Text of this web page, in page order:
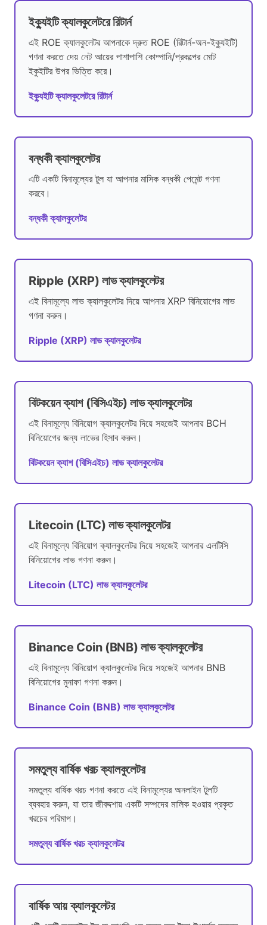
ইক্যুইটি ক্যালকুলেটরে রিটার্ন
এই ROE ক্যালকুলেটর আপনাকে দ্রুত ROE (রিটার্ন-অন-ইক্যুইটি)
গণনা করতে দেয় নেট আয়ের পাশাপাশি কোম্পানি/প্রকল্পের মোট
ইকুইটির উপর ভিত্তি করে।
ইক্যুইটি ক্যালকুলেটরে রিটার্ন
বন্ধকী ক্যালকুলেটর
এটি একটি বিনামূল্যের টুল যা আপনার মাসিক বন্ধকী পেমেন্ট গণনা
করবে।
বন্ধকী ক্যালকুলেটর
Ripple (XRP) লাভ ক্যালকুলেটর
এই বিনামূল্যে লাভ ক্যালকুলেটর দিয়ে আপনার XRP বিনিয়োগের লাভ
গণনা করুন।
Ripple (XRP) লাভ ক্যালকুলেটর
বিটকয়েন ক্যাশ (বিসিএইচ) লাভ ক্যালকুলেটর
এই বিনামূল্যে বিনিয়োগ ক্যালকুলেটর দিয়ে সহজেই আপনার BCH
বিনিয়োগের জন্য লাভের হিসাব করুন।
বিটকয়েন ক্যাশ (বিসিএইচ) লাভ ক্যালকুলেটর
Litecoin (LTC) লাভ ক্যালকুলেটর
এই বিনামূল্যে বিনিয়োগ ক্যালকুলেটর দিয়ে সহজেই আপনার এলটিসি
বিনিয়োগের লাভ গণনা করুন।
Litecoin (LTC) লাভ ক্যালকুলেটর
Binance Coin (BNB) লাভ ক্যালকুলেটর
এই বিনামূল্যে বিনিয়োগ ক্যালকুলেটর দিয়ে সহজেই আপনার BNB
বিনিয়োগের মুনাফা গণনা করুন।
Binance Coin (BNB) লাভ ক্যালকুলেটর
সমতুল্য বার্ষিক খরচ ক্যালকুলেটর
সমতুল্য বার্ষিক খরচ গণনা করতে এই বিনামূল্যের অনলাইন টুলটি
ব্যবহার করুন, যা তার জীবদ্দশায় একটি সম্পদের মালিক হওয়ার প্রকৃত
খরচের পরিমাপ।
সমতুল্য বার্ষিক খরচ ক্যালকুলেটর
বার্ষিক আয় ক্যালকুলেটর